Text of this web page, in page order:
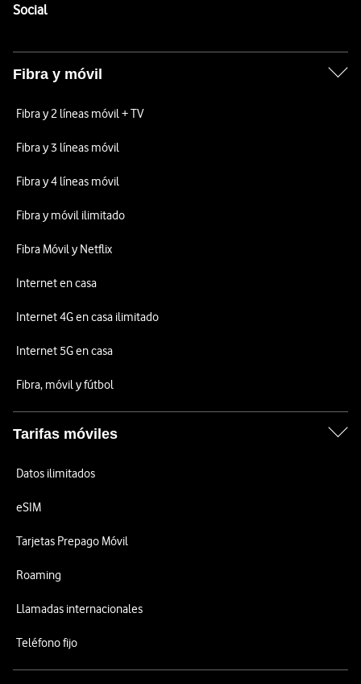
SocialEnlaces a las redes sociales de Vodafone
Fibra y móvil
Fibra y 2 líneas móvil + TV
Fibra y 3 líneas móvil
Fibra y 4 líneas móvil
Fibra y móvil ilimitado
Fibra Móvil y Netflix
Internet en casa
Internet 4G en casa ilimitado
Internet 5G en casa
Fibra, móvil y fútbol
Tarifas móviles
Datos ilimitados
eSIM
Tarjetas Prepago Móvil
Roaming
Llamadas internacionales
Teléfono fijo